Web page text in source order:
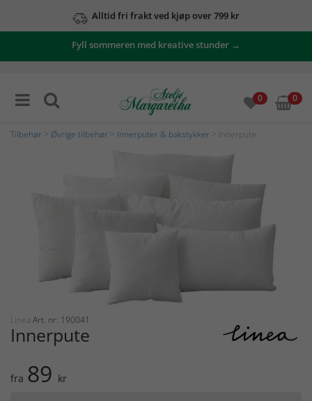
Alltid fri frakt ved kjøp over 799 kr
Fyll sommeren med kreative stunder →
0 0
Tilbehør Øvrige tilbehør Innerputer & bakstykker > Innerpute
Linea Art. nr: 190041
Innerpute
fra 89 kr